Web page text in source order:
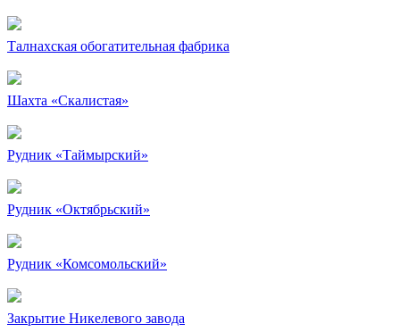
Талнахская обогатительная фабрика
Шахта «Скалистая»
Рудник «Таймырский»
Рудник «Октябрьский»
Рудник «Комсомольский»
Закрытие Никелевого завода